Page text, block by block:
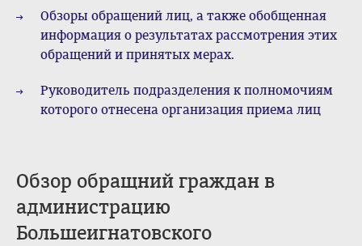
Обзоры обращений лиц, а также обобщенная
информация о результатах рассмотрения этих
обращений и принятых мерах.
Руководитель подразделения к полномочиям
которого отнесена организация приема лиц
Обзор обращний граждан в
администрацию
Большеигнатовского